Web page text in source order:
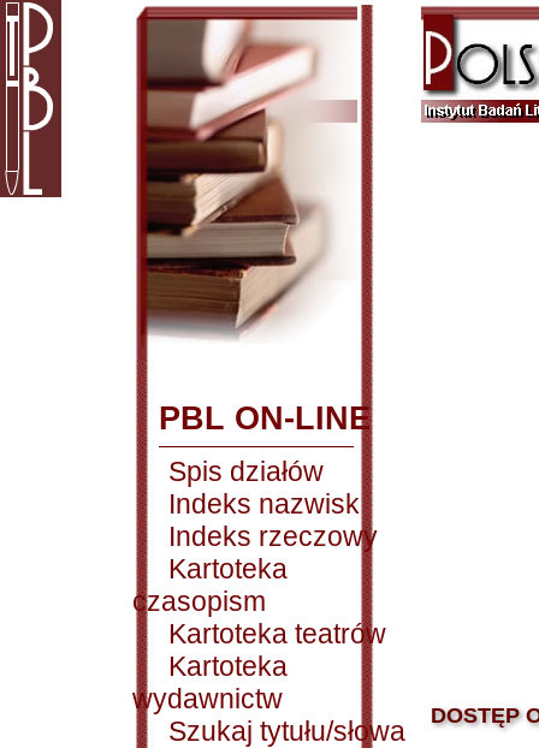
PBL ON-LINE
Spis działów
Indeks nazwisk
Indeks rzeczowy
Kartoteka
czasopism
Kartoteka teatrów
Kartoteka
wydawnictw
Szukaj tytułu/słowa
DOSTĘP